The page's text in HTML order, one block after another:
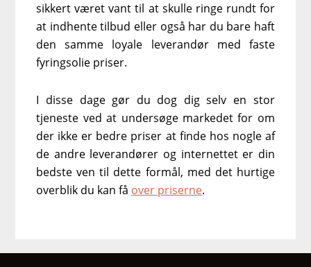
sikkert været vant til at skulle ringe rundt for
at indhente tilbud eller også har du bare haft
den samme loyale leverandør med faste
fyringsolie priser.
I disse dage gør du dog dig selv en stor
tjeneste ved at undersøge markedet for om
der ikke er bedre priser at finde hos nogle af
de andre leverandører og internettet er din
bedste ven til dette formål, med det hurtige
overblik du kan få over priserne.